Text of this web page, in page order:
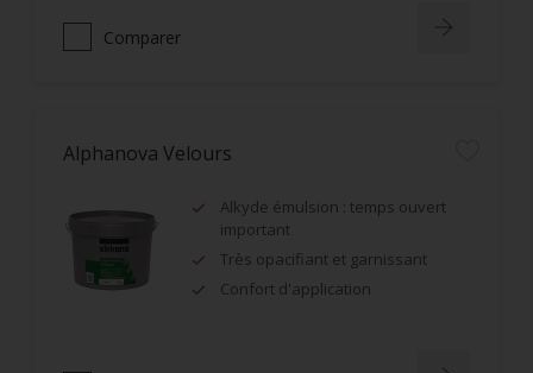
Comparer
Alphanova Velours
Alkyde émulsion : temps ouvert
important
Très opacifiant et garnissant
Confort d'application